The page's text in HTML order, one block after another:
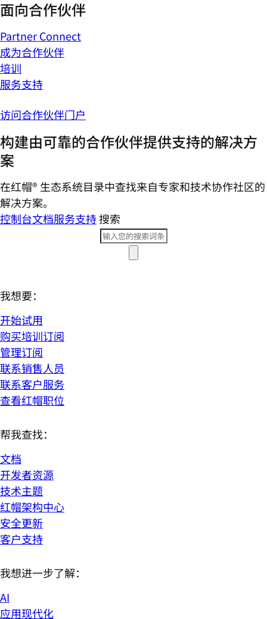
面向合作伙伴
Partner Connect
成为合作伙伴
培训
服务支持
访问合作伙伴门户
构建由可靠的合作伙伴提供支持的解决方
案
在红帽® 生态系统目录中查找来自专家和技术协作社区的
解决方案。
控制台文档服务支持搜索
我想要：
开始试用
购买培训订阅
管理订阅
联系销售人员
联系客户服务
查看红帽职位
帮我查找：
文档
开发者资源
技术主题
红帽架构中心
安全更新
客户支持
我想进一步了解：
AI
应用现代化